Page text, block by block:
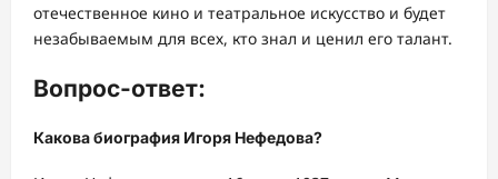
отечественное кино и театральное искусство и будет
незабываемым для всех, кто знал и ценил его талант.
Вопрос-ответ:
Какова биография Игоря Нефедова?